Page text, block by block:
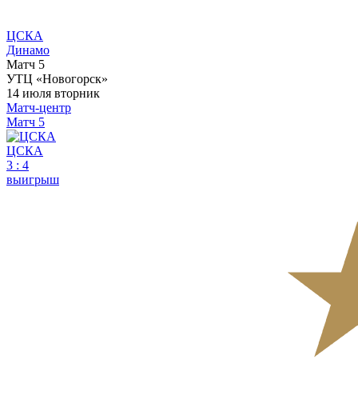
ЦСКА
Динамо
Матч 5
УТЦ «Новогорск»
14 июля вторник
Матч-центр
Матч 5
ЦСКА
3 : 4
выигрыш